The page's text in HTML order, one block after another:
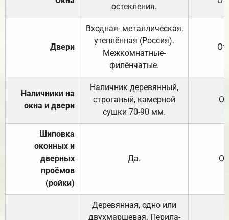
остекления.
Двери
Входная- металлическая,
утеплённая (Россия).
Межкомнатные-
филёнчатые.
Наличники на
окна и двери
Наличник деревянный,
строганый, камерной
сушки 70-90 мм.
Шиповка
оконных и
дверных
проёмов
(ройки)
Да.
Деревянная, одно или
двухмаршевая. Перила-